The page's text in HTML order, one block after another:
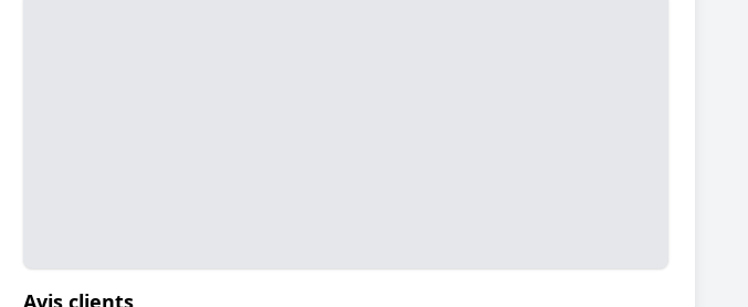
Avis clients